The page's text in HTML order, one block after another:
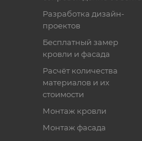
Разработка дизайн-
проектов
Бесплатный замер
кровли и фасада
Расчёт количества
материалов и их
стоимости
Монтаж кровли
Монтаж фасада